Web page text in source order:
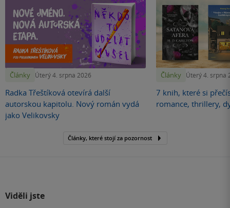
Články Úterý 4. srpna 2026
Radka Třeštíková otevírá další
autorskou kapitolu. Nový román vydá
jako Velikovsky
Články Úterý 4. srpna
7 knih, které si
romance, thrillery,
Články, které stojí za pozornost
Viděli jste